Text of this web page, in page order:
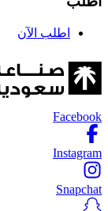
اطلب الآن
Facebook
Instagram
Snapchat